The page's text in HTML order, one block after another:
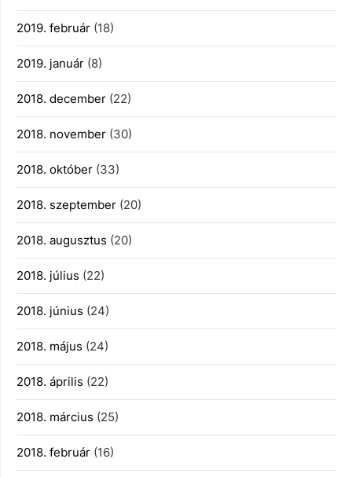
2019. február (18)
2019. január (8)
2018. december (22)
2018. november (30)
2018. október (33)
2018. szeptember (20)
2018. augusztus (20)
2018. július (22)
2018. június (24)
2018. május (24)
2018. április (22)
2018. március (25)
2018. február (16)